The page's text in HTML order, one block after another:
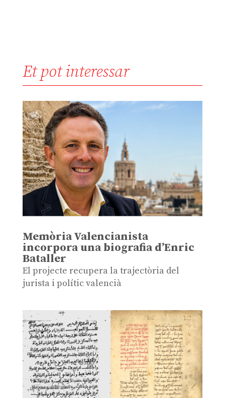
Et pot interessar
Memòria Valencianista
incorpora una biografia d’Enric
Bataller
El projecte recupera la trajectòria del
jurista i polític valencià